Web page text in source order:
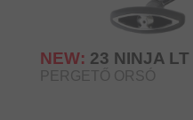
NEW: 23 NINJA LT
PERGETŐ ORSÓ